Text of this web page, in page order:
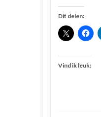
Dit delen:
Vind ik leuk: